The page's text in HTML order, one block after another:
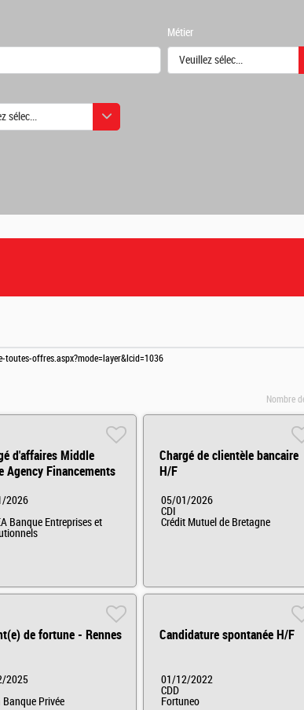
Métier
Veuillez sélectionner une ou
sélectionner une ou des valeurs
offres.aspx?mode=layer&lcid=1036
Nombre
d'affaires Middle
Agency Financements
2026
Banque Entreprises et
Chargé de clientèle bancaire
H/F
05/01/2026
CDI
Crédit Mutuel de Bretagne
de fortune - Rennes
2025
Banque Privée
Candidature spontanée H/F
01/12/2022
CDD
Fortuneo